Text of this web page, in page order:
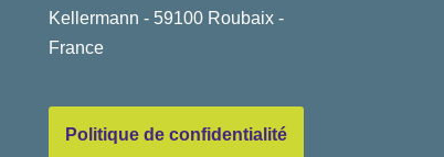
Kellermann - 59100 Roubaix -
France
Politique de confidentialité